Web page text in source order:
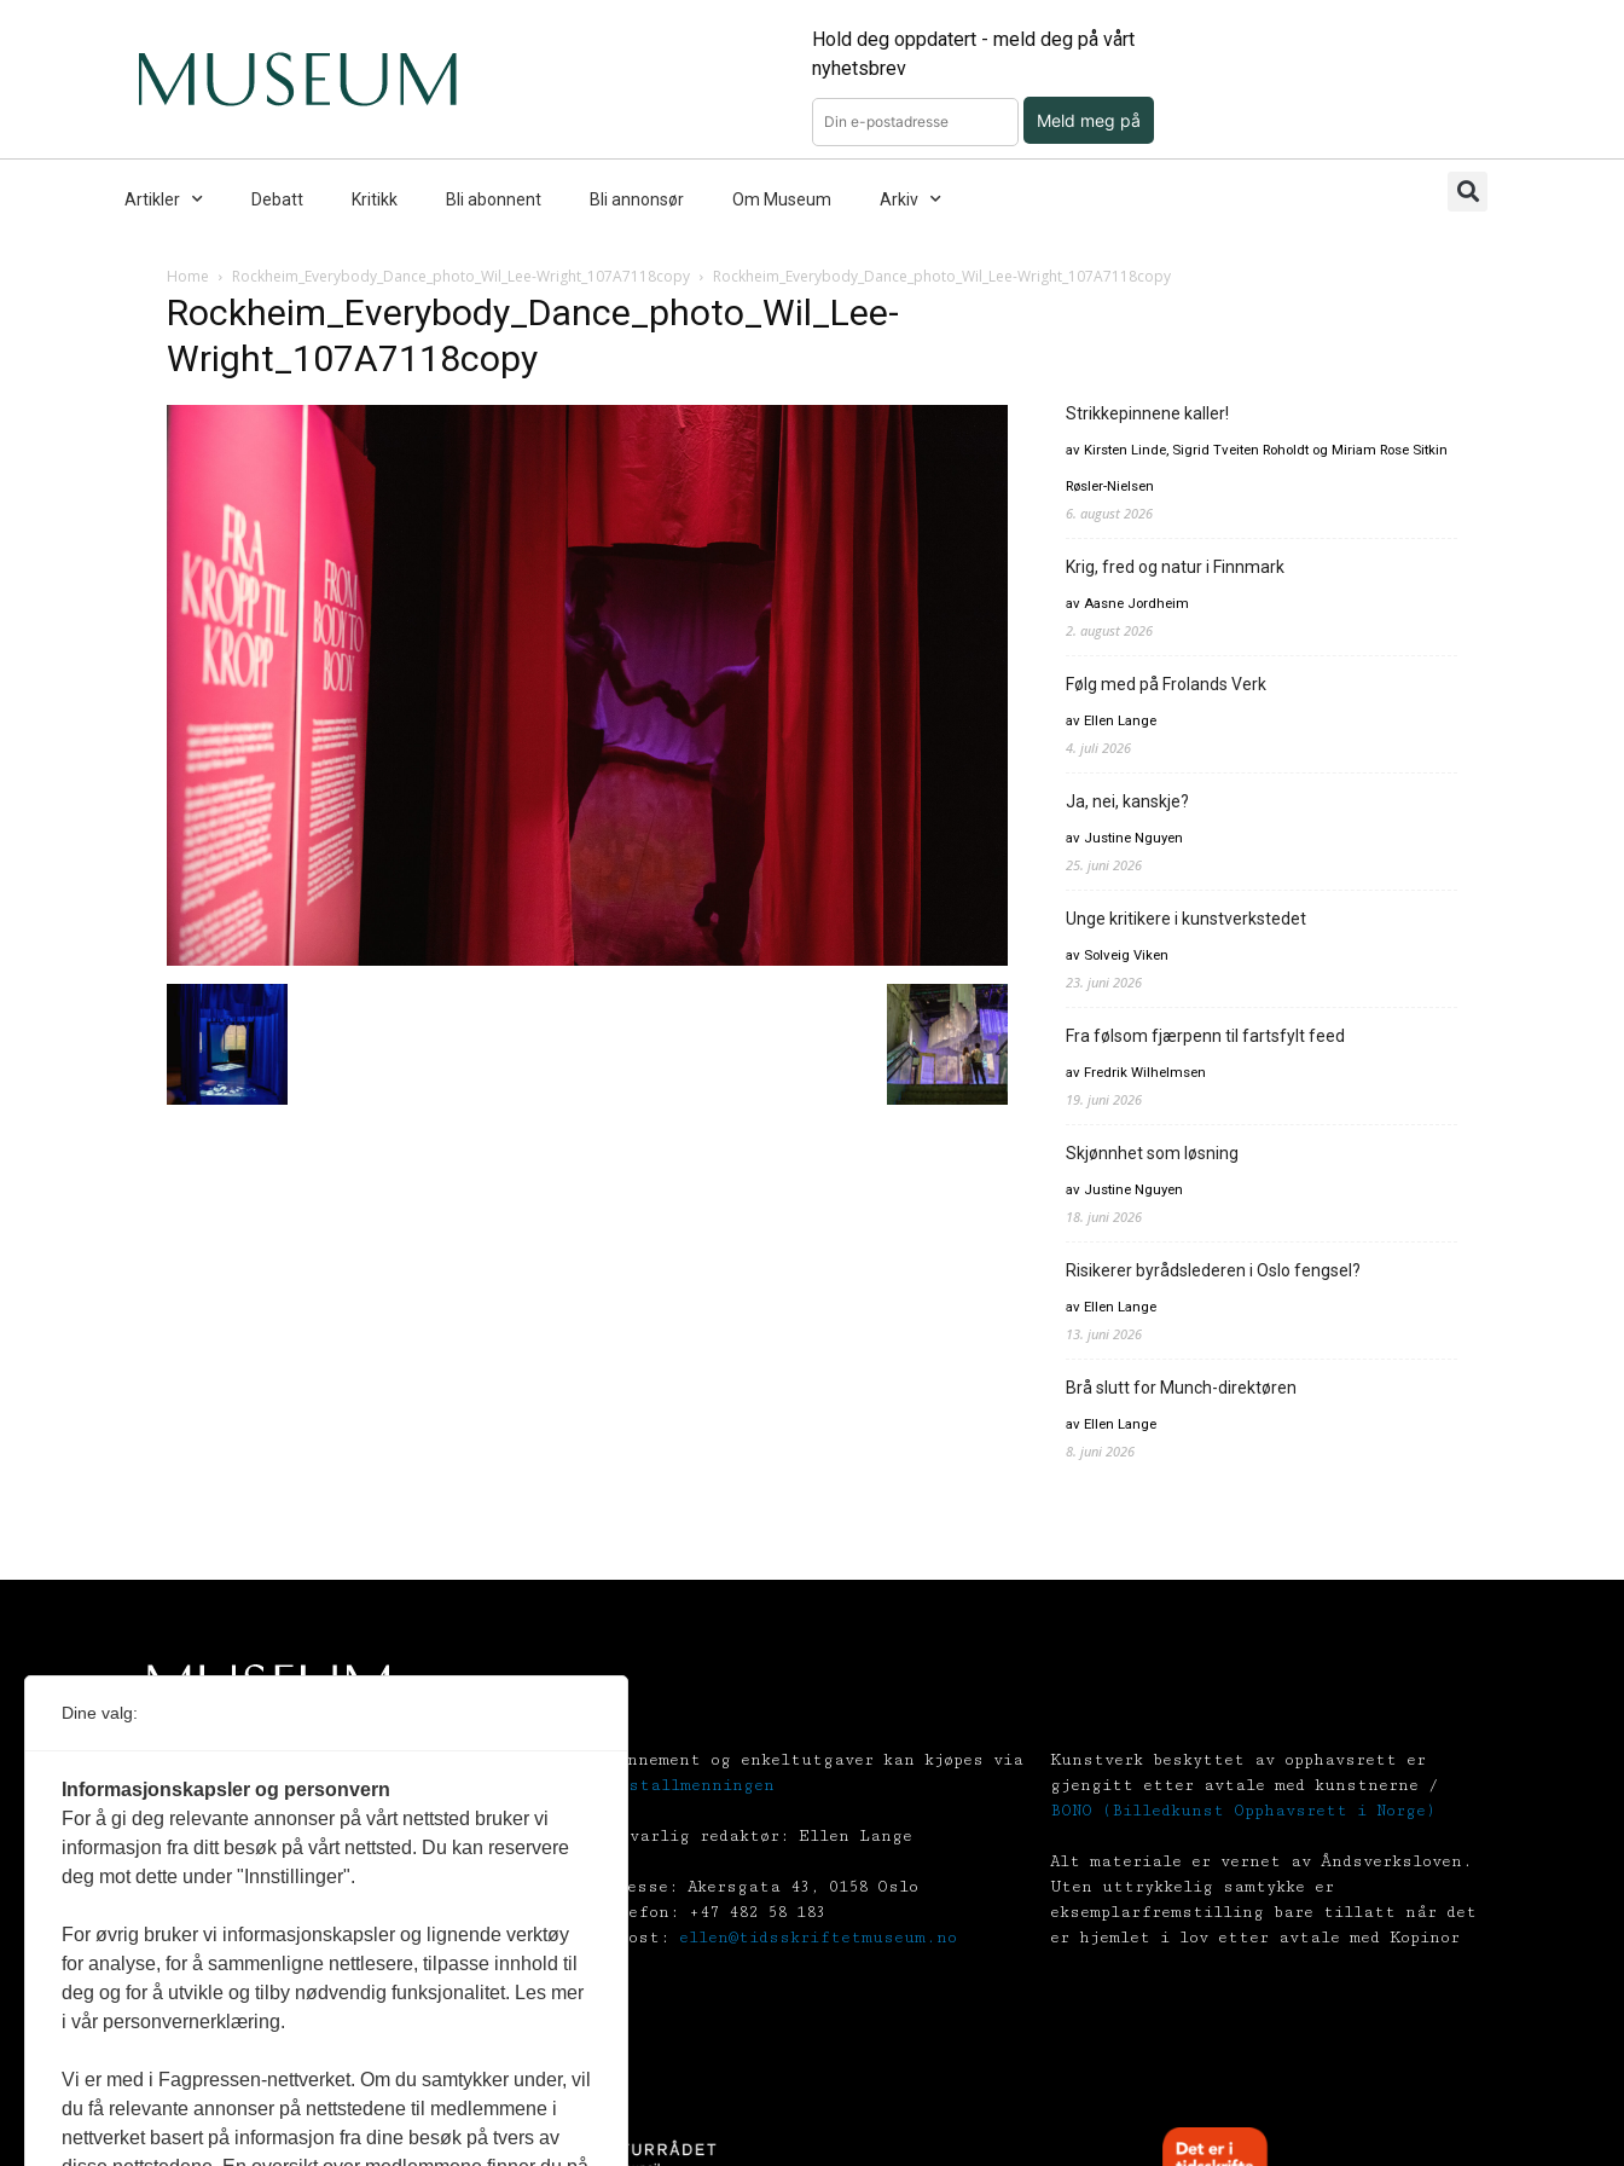
Hold deg oppdatert - meld deg på vårt
nyhetsbrev
Meld meg på
Artikler Debatt Kritikk Bli abonnent Bli annonsør Om Museum Arkiv
Home Rockheim_Everybody_Dance_photo_Wil_Lee-Wright_107A7118copy Rockheim_Everybody_Dance_photo_Wil_Lee-Wright_107A7118copy
Rockheim_Everybody_Dance_photo_Wil_Lee-
Wright_107A7118copy
Strikkepinnene kaller!
av Kirsten Linde, Sigrid Tveiten Roholdt og Miriam Rose Sitkin
Røsler-Nielsen
6. august 2026
Krig, fred og natur i Finnmark
av Aasne Jordheim
2. august 2026
Følg med på Frolands Verk
av Ellen Lange
4. juli 2026
Ja, nei, kanskje?
av Justine Nguyen
25. juni 2026
Unge kritikere i kunstverkstedet
av Solveig Viken
23. juni 2026
Fra følsom fjærpenn til fartsfylt feed
av Fredrik Wilhelmsen
19. juni 2026
Skjønnhet som løsning
av Justine Nguyen
18. juni 2026
Risikerer byrådslederen i Oslo fengsel?
av Ellen Lange
13. juni 2026
Brå slutt for Munch-direktøren
av Ellen Lange
8. juni 2026
Medlem i Norsk tidsskriftforening og
Fagpressen
Støttet av Kulturrådet og Norges
Følger Redaktørplakaten og Vær Varsom-
plakaten
Abonnement og enkeltutgaver kan kjøpes via
Tekstallmenningen
Ansvarlig redaktør: Ellen Lange
Adresse: Akersgata 43, 0158 Oslo
Telefon: +47 482 58 183
E-post: ellen@tidsskriftetmuseum.no
Kunstverk beskyttet av opphavsrett er
gjengitt etter avtale med kunstnerne /
BONO (Billedkunst Opphavsrett i Norge)
Alt materiale er vernet av Åndsverksloven.
Uten uttrykkelig samtykke er
eksemplarfremstilling bare tillatt når det
er hjemlet i lov etter avtale med Kopinor
Dine valg:
Informasjonskapsler og personvern
For å gi deg relevante annonser på vårt nettsted bruker vi
informasjon fra ditt besøk på vårt nettsted. Du kan reservere
deg mot dette under "Innstillinger".
For øvrig bruker vi informasjonskapsler og lignende verktøy
for analyse, for å sammenligne nettlesere, tilpasse innhold til
deg og for å utvikle og tilby nødvendig funksjonalitet. Les mer
i vår personvernerklæring.
Vi er med i Fagpressen-nettverket. Om du samtykker under, vil
du få relevante annonser på nettstedene til medlemmene i
nettverket basert på informasjon fra dine besøk på tvers av